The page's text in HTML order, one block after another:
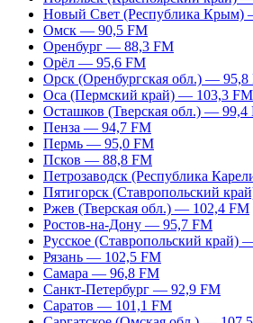
Новый Свет (Республика Крым)
Омск — 90,5 FM
Оренбург — 88,3 FM
Орёл — 95,6 FM
Орск (Оренбургская обл.) — 95,8
Оса (Пермский край) — 103,3 FM
Осташков (Тверская обл.) — 99,4
Пенза — 94,7 FM
Пермь — 95,0 FM
Псков — 88,8 FM
Петрозаводск (Республика
Пятигорск (Ставропольский
Ржев (Тверская обл.) — 102,4 FM
Ростов-на-Дону — 95,7 FM
Русское (Ставропольский край)
Рязань — 102,5 FM
Самара — 96,8 FM
Санкт-Петербург — 92,9 FM
Саратов — 101,1 FM